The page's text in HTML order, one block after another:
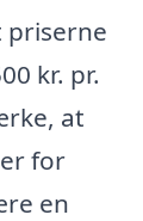
priserne
kr. pr.
at
for
en